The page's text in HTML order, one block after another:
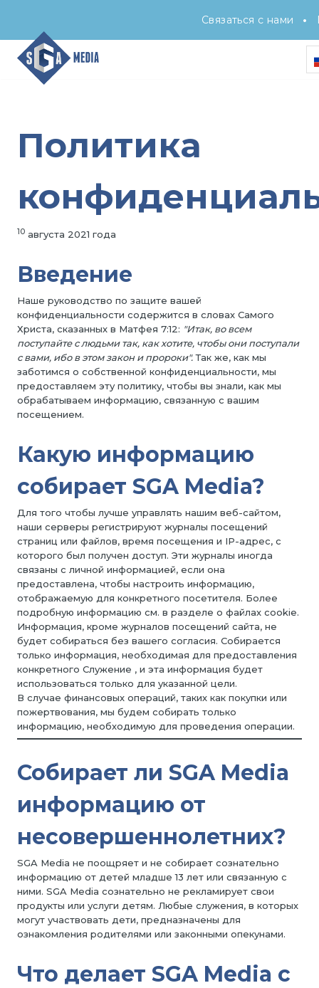
Связаться с нами •
Политика
10 августа 2021 года
Введение
Наше руководство по защите вашей
конфиденциальности содержится в словах Самого
Христа, сказанных в Матфея 7:12: "Итак, во всем
поступайте с людьми так, как хотите, чтобы они поступали
с вами, ибо в этом закон и пророки".Так же, как мы
заботимся о собственной конфиденциальности, мы
предоставляем эту политику, чтобы вы знали, как мы
обрабатываем информацию, связанную с вашим
посещением.
Какую информацию
собирает SGA Media?
Для того чтобы лучше управлять нашим веб-сайтом,
наши серверы регистрируют журналы посещений
страниц или файлов, время посещения и IP-адрес, с
которого был получен доступ. Эти журналы иногда
связаны с личной информацией, если она
предоставлена, чтобы настроить информацию,
отображаемую для конкретного посетителя. Более
подробную информацию см. в разделе о файлах cookie.
Информация, кроме журналов посещений сайта, не
будет собираться без вашего согласия. Собирается
только информация, необходимая для предоставления
конкретного Служение , и эта информация будет
использоваться только для указанной цели.
В случае финансовых операций, таких как покупки или
пожертвования, мы будем собирать только
информацию, необходимую для проведения операции.
Собирает ли SGA Media
информацию от
несовершеннолетних?
SGA Media не поощряет и не собирает сознательно
информацию от детей младше 13 лет или связанную с
ними. SGA Media сознательно не рекламирует свои
продукты или услуги детям. Любые служения, в которых
могут участвовать дети, предназначены для
ознакомления родителями или законными опекунами.
Что делает SGA Media с